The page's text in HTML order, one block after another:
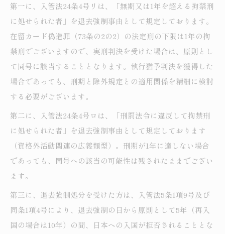
第一に、入管法24条4号リは、「無期又は1年を超える拘禁刑
に処せられた者」を退去強制事由として規定しております。
在留カード偽造罪（73条の2の2）の法定刑の下限は1年の拘
禁刑でございますので、実刑判決を受けた場合は、原則とし
て同号に該当することとなります。執行猶予判決を獲得した
場合であっても、刑期と除外規定との適用関係を精細に検討
する必要がございます。
第二に、入管法24条4号ロは、「刑罰法令に違反して拘禁刑
に処せられた者」を退去強制事由として規定しております
（資格外活動関連の広義類型）。刑期が1年に達しない場合
であっても、同号への該当の可能性は残されたままでござい
ます。
第三に、退去強制処分を受けた方は、入管法5条1項9号及び
同条1項4号により、退去強制の日から原則として5年（再入
国の場合は10年）の間、日本への入国が拒否されることとな